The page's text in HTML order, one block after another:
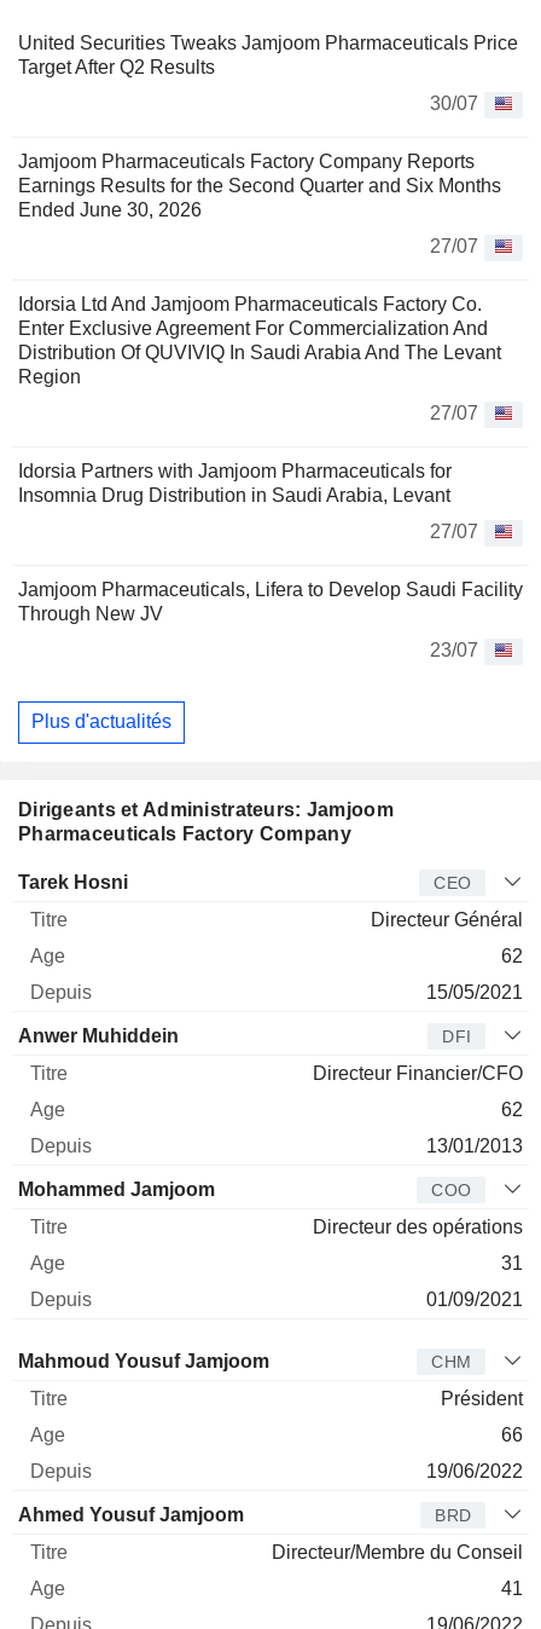
United Securities Tweaks Jamjoom Pharmaceuticals Price
Target After Q2 Results
30/07
Jamjoom Pharmaceuticals Factory Company Reports
Earnings Results for the Second Quarter and Six Months
Ended June 30, 2026
27/07
Idorsia Ltd And Jamjoom Pharmaceuticals Factory Co.
Enter Exclusive Agreement For Commercialization And
Distribution Of QUVIVIQ In Saudi Arabia And The Levant
Region
27/07
Idorsia Partners with Jamjoom Pharmaceuticals for
Insomnia Drug Distribution in Saudi Arabia, Levant
27/07
Jamjoom Pharmaceuticals, Lifera to Develop Saudi Facility
Through New JV
23/07
Plus d'actualités
Dirigeants et Administrateurs: Jamjoom
Pharmaceuticals Factory Company
Dirigeant Titre
Tarek Hosni CEO
Directeur Général
62
15/05/2021
Anwer Muhiddein DFI
Directeur Financier/CFO
62
13/01/2013
Mohammed Jamjoom COO
Directeur des opérations
31
01/09/2021
Administrateur Titre Age Depuis
Mahmoud Yousuf Jamjoom CHM
Président
66
19/06/2022
Ahmed Yousuf Jamjoom BRD
Directeur/Membre du Conseil
41
19/06/2022